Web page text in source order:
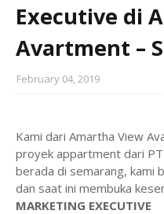
Executive di
Avartment –
February 04, 2019
Kami dari Amartha View
proyek appartment dari
berada di semarang, kami
dan saat ini membuka
MARKETING EXECUTIVE